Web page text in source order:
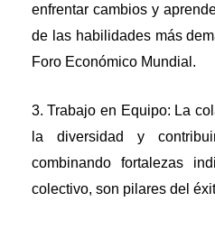
enfrentar cambios y
de las habilidades más
Foro Económico Mundial.
3. Trabajo en Equipo: La
la diversidad y
combinando fortalezas
colectivo, son pilares del